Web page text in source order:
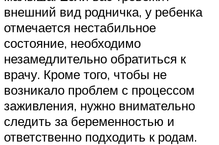
внешний вид родничка, у ребенка
отмечается нестабильное
состояние, необходимо
незамедлительно обратиться к
врачу. Кроме того, чтобы не
возникало проблем с процессом
заживления, нужно внимательно
следить за беременностью и
ответственно подходить к родам.